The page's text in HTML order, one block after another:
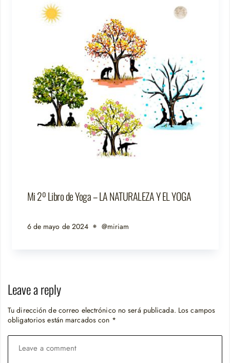
Mi 2º Libro de Yoga – LA NATURALEZA Y EL YOGA
6 de mayo de 2024 @miriam
Leave a reply
Tu dirección de correo electrónico no será publicada. Los campos
obligatorios están marcados con *